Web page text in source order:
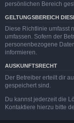
persönlichen Bereich
GELTUNGSBEREICH
Diese Richtlinie umfasst
umfassen. Sofern der
personenbezogene
informieren.
AUSKUNFTSRECHT
Der Betreiber erteilt dir
gespeichert sind.
Du kannst jederzeit die
Kontaktiere hierzu bitte